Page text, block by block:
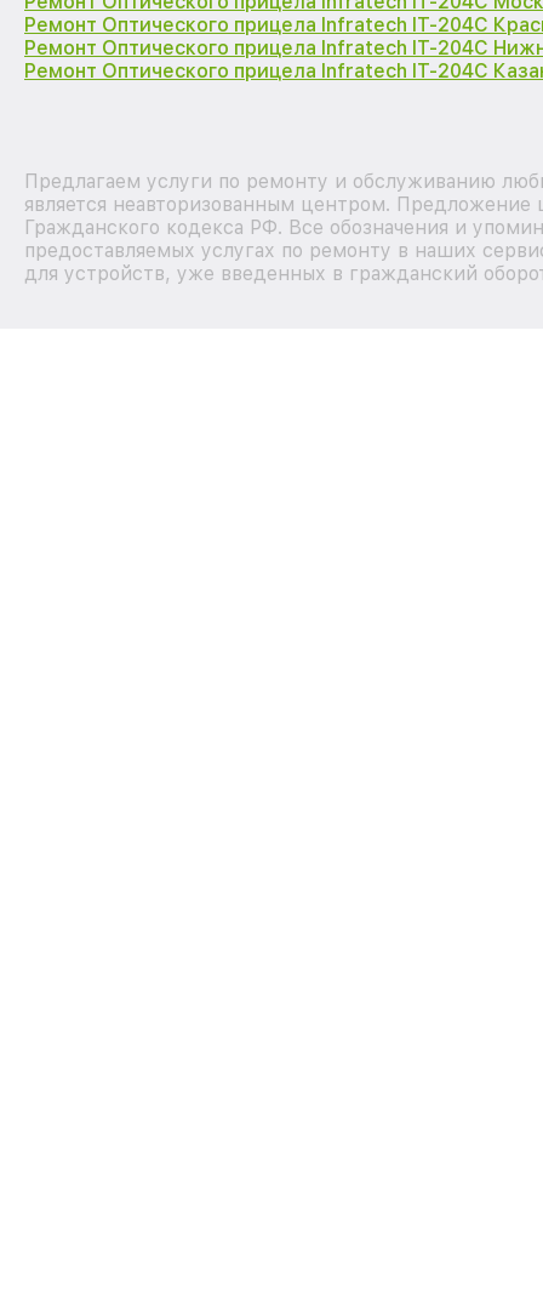
Ремонт Оптического прицела Infratech IT-204C
Ремонт Оптического прицела Infratech IT-204C
Ремонт Оптического прицела Infratech IT-204C
Предлагаем услуги по ремонту и обслуживанию
является неавторизованным центром.
Гражданского кодекса РФ. Все обозначения и
предоставляемых услугах по ремонту в наших
для устройств, уже введенных в гражданский